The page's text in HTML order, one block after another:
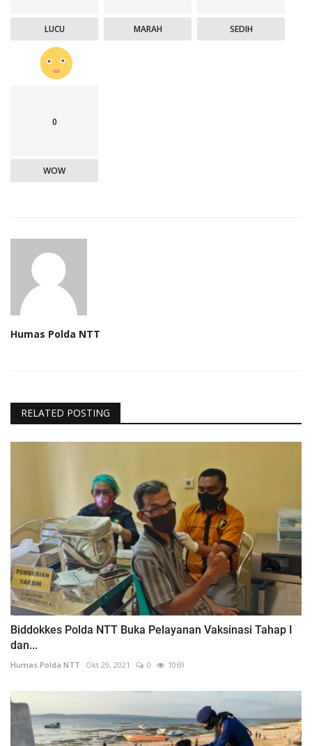
LUCU MARAH SEDIH
0
WOW
Humas Polda NTT
RELATED POSTING
Biddokkes Polda NTT Buka Pelayanan Vaksinasi Tahap I
dan...
Humas Polda NTT Okt 29, 2021 0 1069